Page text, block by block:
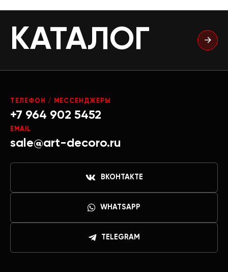
КАТАЛОГ
ТЕЛЕФОН / МЕССЕНДЖЕРЫ
+7 964 902 5452
EMAIL
sale@art-decoro.ru
ВКОНТАКТЕ
WHATSAPP
TELEGRAM